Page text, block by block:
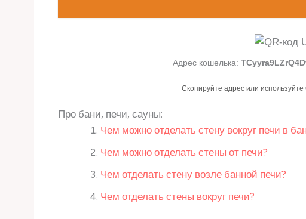
Адрес кошелька:
Скопируйте адрес или
Про бани, печи, сауны:
Чем можно отделать стену вокруг печи в
Чем можно отделать стены от печи?
Чем отделать стену возле банной печи?
Чем отделать стены вокруг печи?